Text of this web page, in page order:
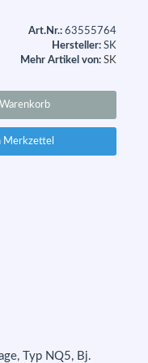
Art.Nr.: 63555764
Hersteller: SK
Mehr Artikel von: SK
Typ NQ5, Bj.